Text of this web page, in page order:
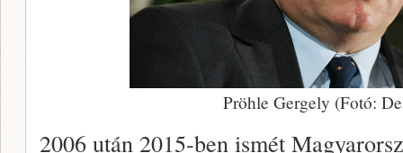
Pröhle Gergely (Fotó:
2006 után 2015-ben ismét